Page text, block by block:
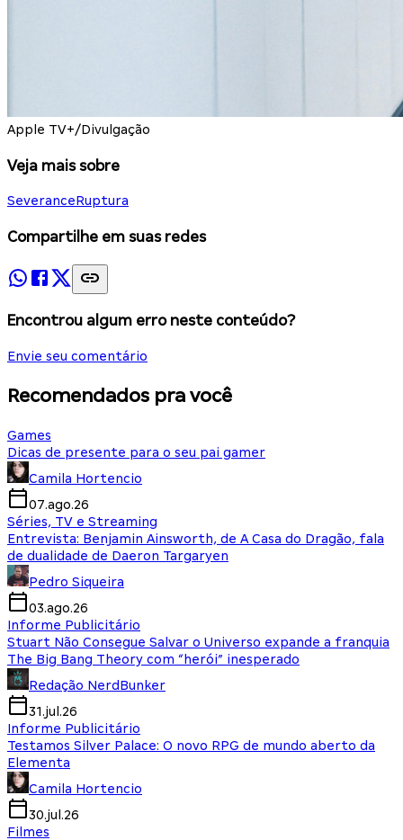
Apple TV+/Divulgação
Veja mais sobre
SeveranceRuptura
Compartilhe em suas redes
Encontrou algum erro neste conteúdo?
Envie seu comentário
Recomendados pra você
Games
Dicas de presente para o seu pai gamer
Camila Hortencio
07.ago.26
Séries, TV e Streaming
Entrevista: Benjamin Ainsworth, de A Casa do Dragão, fala
de dualidade de Daeron Targaryen
Pedro Siqueira
03.ago.26
Informe Publicitário
Stuart Não Consegue Salvar o Universo expande a franquia
The Big Bang Theory com “herói” inesperado
Redação NerdBunker
31.jul.26
Informe Publicitário
Testamos Silver Palace: O novo RPG de mundo aberto da
Elementa
Camila Hortencio
30.jul.26
Filmes